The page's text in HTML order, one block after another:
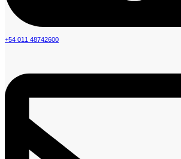
+54 011 48742600​